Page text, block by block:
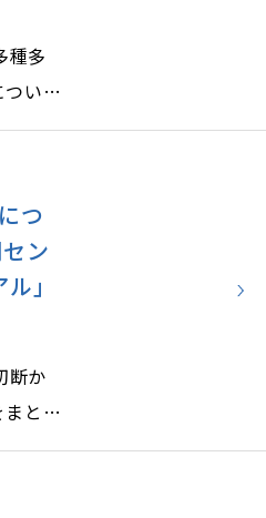
種多
いて
護の方
。
つ
ン
｣
断か
とめ
げ加工
被覆